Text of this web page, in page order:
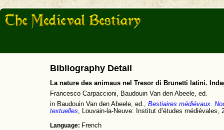
Bibliography Detail
La nature des animaus nel Tresor di Brunetti latini.
Francesco Carpaccioni, Baudouin Van den Abeele, ed.
in Baudouin Van den Abeele, ed., Bestiaires médiévaux.
textuelles , Louvain-la-Neuve: Institut d’études médiévales,
Language: French